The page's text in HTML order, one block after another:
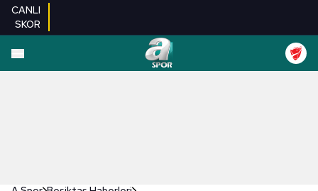
CANLI
SKOR